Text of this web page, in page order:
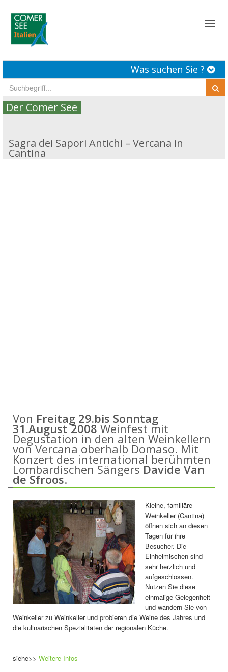
Was suchen Sie ?
Der Comer See
Sagra dei Sapori Antichi – Vercana in
Cantina
Von Freitag 29.bis Sonntag
31.August 2008 Weinfest mit
Degustation in den alten Weinkellern
von Vercana oberhalb Domaso. Mit
Konzert des international berühmten
Lombardischen Sängers Davide Van
de Sfroos.
Kleine, familiäre
Weinkeller (Cantina)
öffnen sich an diesen
Tagen für ihre
Besucher. Die
Einheimischen sind
sehr herzlich und
aufgeschlossen.
Nutzen Sie diese
einmalige Gelegenheit
und wandern Sie von
Weinkeller zu Weinkeller und probieren die Weine des Jahres und
die kulinarischen Spezialitäten der regionalen Küche.
siehe>> Weitere Infos